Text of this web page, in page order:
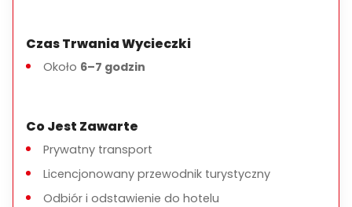
Czas Trwania Wycieczki
Około 6–7 godzin
Co Jest Zawarte
Prywatny transport
Licencjonowany przewodnik turystyczny
Odbiór i odstawienie do hotelu